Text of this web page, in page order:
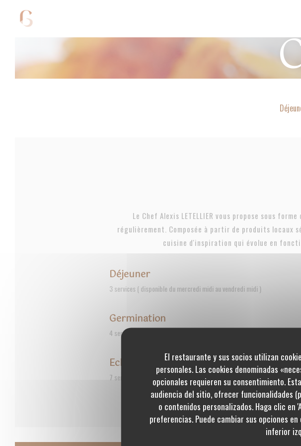
Personalización de sus opciones de cookies
El restaurante y sus socios utilizan
personales. Las cookies denominadas
opcionales requieren su consentimiento.
audiencia del sitio, ofrecer funcionalidades
o contenidos personalizados. Haga clic en
preferencias. Puede cambiar sus opciones
inferior
Le Chef Alexis LETELLIER vous propose sous
régulièrement. Composée à partir de produits locaux
cuisine d'inspiration qui évolue en
Déjeuner
3 services ( disponible du mercredi midi au vendredi midi )
Germination
4 services ( du mardi soir au samedi )
Eclosion
7 services (servi tous les soirs ainsi que le samedi midi)